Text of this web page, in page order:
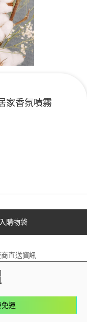
家香氛噴霧
購物袋
商直送資訊
運